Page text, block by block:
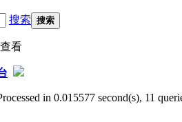
搜索 搜索
看
in 0.015577 second(s), 11